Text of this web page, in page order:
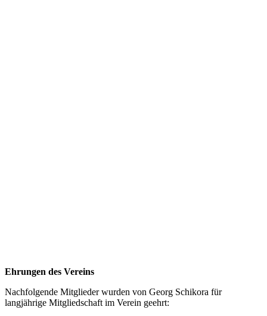
Ehrungen des Vereins
Nachfolgende Mitglieder wurden von Georg Schikora für
langjährige Mitgliedschaft im Verein geehrt: